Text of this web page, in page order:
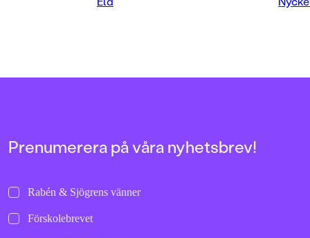
Prenumerera på våra nyhetsbrev!
Rabén & Sjögrens vänner
Förskolebrevet